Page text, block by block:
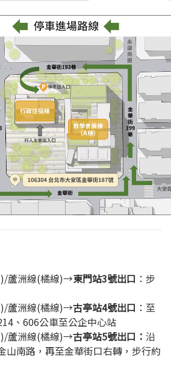
蘆洲線(橘線)→東門站3號出口 ：步
蘆洲線(橘線)→古亭站4號出口 ：至
、606公車至公企中心站
蘆洲線(橘線)→古亭站5號出口： 沿
山南路，再至金華街口右轉，步行約